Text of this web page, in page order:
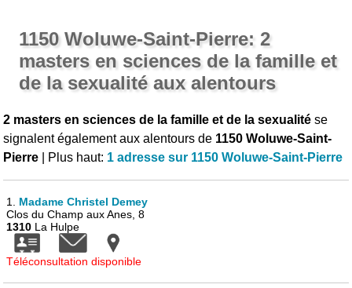
1150 Woluwe-Saint-Pierre: 2
masters en sciences de la famille et
de la sexualité aux alentours
2 masters en sciences de la famille et de la sexualité se
signalent également aux alentours de 1150 Woluwe-Saint-
Pierre | Plus haut: 1 adresse sur 1150 Woluwe-Saint-Pierre
1. Madame Christel Demey
Clos du Champ aux Anes, 8
1310 La Hulpe
Téléconsultation disponible